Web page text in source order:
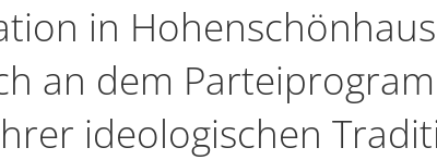
in
an dem
ideologischen